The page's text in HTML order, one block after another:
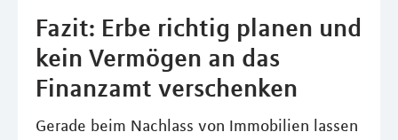
Fazit: Erbe richtig planen und
kein Vermögen an das
Finanzamt verschenken
Gerade beim Nachlass von Immobilien lassen